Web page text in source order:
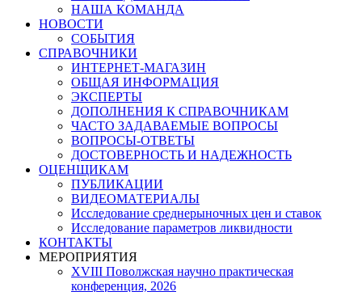
НАША КОМАНДА
НОВОСТИ
СОБЫТИЯ
СПРАВОЧНИКИ
ИНТЕРНЕТ-МАГАЗИН
ОБЩАЯ ИНФОРМАЦИЯ
ЭКСПЕРТЫ
ДОПОЛНЕНИЯ К СПРАВОЧНИКАМ
ЧАСТО ЗАДАВАЕМЫЕ ВОПРОСЫ
ВОПРОСЫ-ОТВЕТЫ
ДОСТОВЕРНОСТЬ И НАДЕЖНОСТЬ
ОЦЕНЩИКАМ
ПУБЛИКАЦИИ
ВИДЕОМАТЕРИАЛЫ
Исследование среднерыночных цен и ставок
Исследование параметров ликвидности
КОНТАКТЫ
МЕРОПРИЯТИЯ
XVIII Поволжская научно практическая
конференция, 2026